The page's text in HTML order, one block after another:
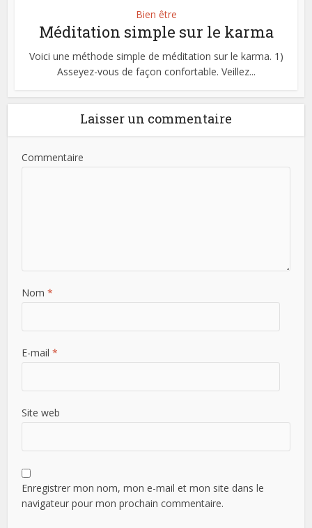
Bien être
Méditation simple sur le karma
Voici une méthode simple de méditation sur le karma. 1)
Asseyez-vous de façon confortable. Veillez...
Laisser un commentaire
Commentaire
Nom*
E-mail*
Site web
Enregistrer mon nom, mon e-mail et mon site dans le
navigateur pour mon prochain commentaire.